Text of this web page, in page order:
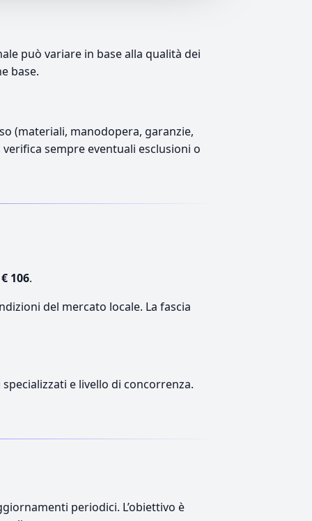
può variare in base alla qualità dei
base.
(materiali, manodopera, garanzie,
sempre eventuali esclusioni o
€ 106.
del mercato locale. La fascia
e livello di concorrenza.
periodici. L’obiettivo è